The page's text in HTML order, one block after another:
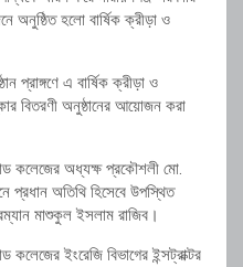
হলো বার্ষিক ক্রীড়া ও
প্রাঙ্গণে এ বার্ষিক ক্রীড়া ও
বিতরণী অনুষ্ঠানের আয়োজন করা
কলেজের অধ্যক্ষ প্রকৌশলী মো.
প্রধান অতিথি হিসেবে উপস্থিত
মাশুকুল ইসলাম রাজিব।
ইংরেজি বিভাগের ইন্সট্রাক্টর